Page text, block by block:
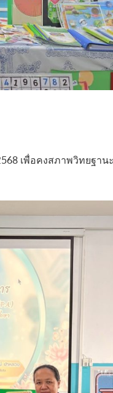
เพื่อคงสภาพวิทยฐา